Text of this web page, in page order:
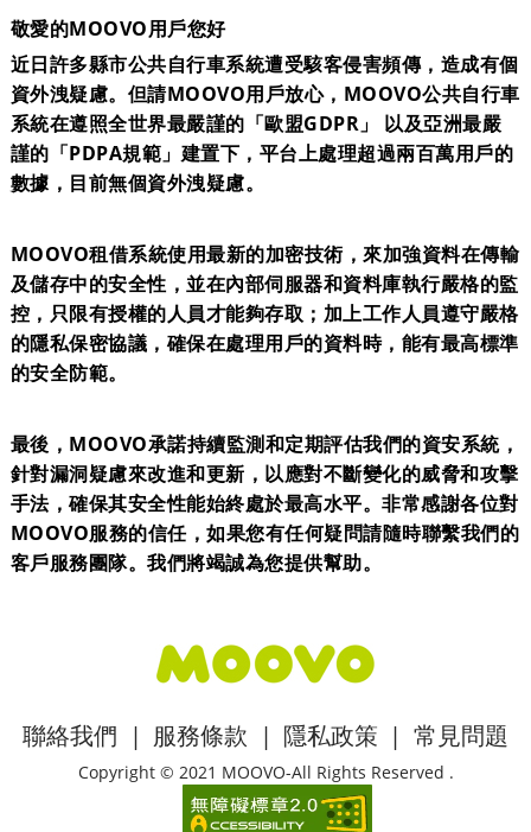
敬愛的MOOVO用戶您好
​近日許多縣市公共自行車系統遭受駭客侵害頻傳，造成有個
資外洩疑慮。但請MOOVO用戶放心，MOOVO公共自行車
系統在遵照全世界最嚴謹的「歐盟GDPR」 以及亞洲最嚴
謹的「PDPA規範」建置下，平台上處理超過兩百萬用戶的
數據，目前無個資外洩疑慮。
​MOOVO租借系統使用最新的加密技術，來加強資料在傳輸
及儲存中的安全性，並在內部伺服器和資料庫執行嚴格的監
控，只限有授權的人員才能夠存取；加上工作人員遵守嚴格
的隱私保密協議，確保在處理用戶的資料時，能有最高標準
的安全防範。
最後，MOOVO承諾持續監測和定期評估我們的資安系統，
針對漏洞疑慮來改進和更新，以應對不斷變化的威脅和攻擊
手法，確保其安全性能始終處於最高水平。非常感謝各位對
MOOVO服務的信任，如果您有任何疑問請隨時聯繫我們的
客戶服務團隊。我們將竭誠為您提供幫助。
聯絡我們 | 服務條款 | 隱私政策 | 常見問題
Copyright © 2021 MOOVO-All Rights Reserved .